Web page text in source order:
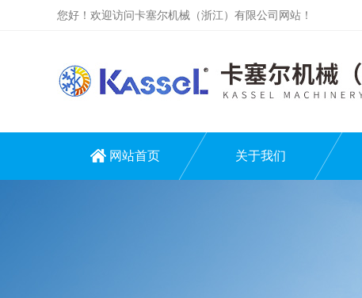
您好！欢迎访问卡塞尔机械（浙江）有限公司网站！
网站首页 关于我们